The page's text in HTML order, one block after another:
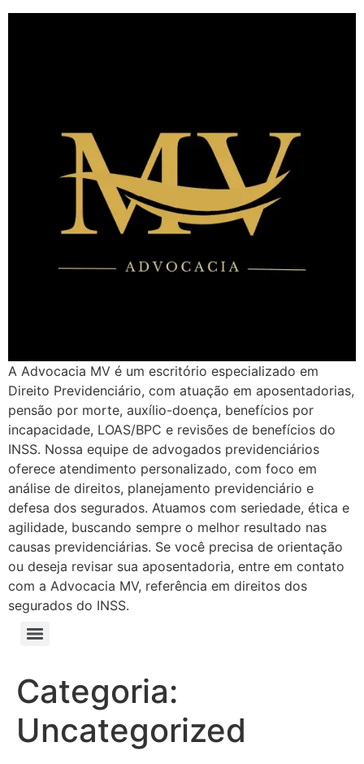
A Advocacia MV é um escritório especializado em
Direito Previdenciário, com atuação em aposentadorias,
pensão por morte, auxílio-doença, benefícios por
incapacidade, LOAS/BPC e revisões de benefícios do
INSS. Nossa equipe de advogados previdenciários
oferece atendimento personalizado, com foco em
análise de direitos, planejamento previdenciário e
defesa dos segurados. Atuamos com seriedade, ética e
agilidade, buscando sempre o melhor resultado nas
causas previdenciárias. Se você precisa de orientação
ou deseja revisar sua aposentadoria, entre em contato
com a Advocacia MV, referência em direitos dos
segurados do INSS.
Categoria:
Uncategorized